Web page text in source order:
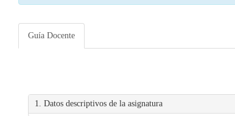
Guía Docente
1. Datos descriptivos de la asignatura